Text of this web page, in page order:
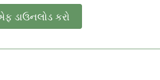
ડાઉનલોડ કરો